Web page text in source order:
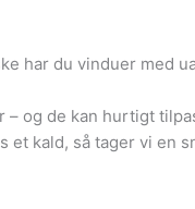
har du vinduer med
og de kan hurtigt
kald, så tager vi en